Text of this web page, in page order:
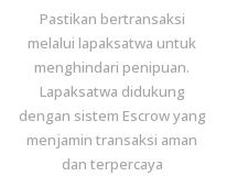
Pastikan bertransaksi
melalui lapaksatwa untuk
menghindari penipuan.
Lapaksatwa didukung
dengan sistem Escrow yang
menjamin transaksi aman
dan terpercaya